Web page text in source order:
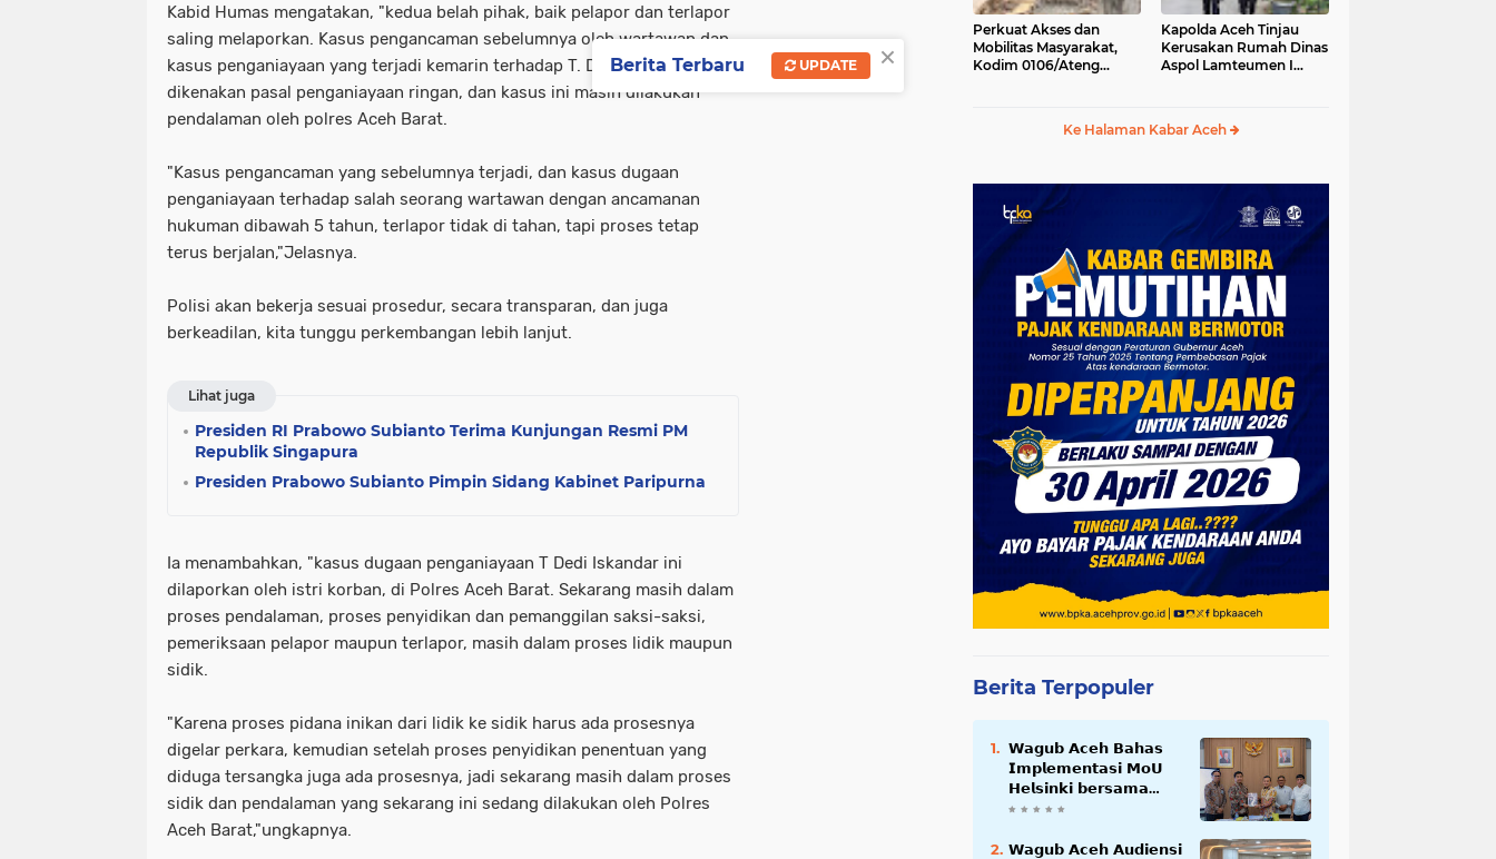
Kabid Humas mengatakan, "kedua belah pihak, baik pelapor dan terlapor
saling melaporkan. Kasus pengancaman sebelumnya oleh wartawan dan
kasus penganiayaan yang terjadi kemarin terhadap T. Dedi Iskandar
dikenakan pasal penganiayaan ringan, dan kasus ini masih dilakukan
pendalaman oleh polres Aceh Barat.
"Kasus pengancaman yang sebelumnya terjadi, dan kasus dugaan
penganiayaan terhadap salah seorang wartawan dengan ancamanan
hukuman dibawah 5 tahun, terlapor tidak di tahan, tapi proses tetap
terus berjalan,"Jelasnya.
Polisi akan bekerja sesuai prosedur, secara transparan, dan juga
berkeadilan, kita tunggu perkembangan lebih lanjut.
Lihat juga
Presiden RI Prabowo Subianto Terima Kunjungan Resmi PM
Republik Singapura
Presiden Prabowo Subianto Pimpin Sidang Kabinet Paripurna
Ia menambahkan, "kasus dugaan penganiayaan T Dedi Iskandar ini
dilaporkan oleh istri korban, di Polres Aceh Barat. Sekarang masih dalam
proses pendalaman, proses penyidikan dan pemanggilan saksi-saksi,
pemeriksaan pelapor maupun terlapor, masih dalam proses lidik maupun
sidik.
"Karena proses pidana inikan dari lidik ke sidik harus ada prosesnya
digelar perkara, kemudian setelah proses penyidikan penentuan yang
diduga tersangka juga ada prosesnya, jadi sekarang masih dalam proses
sidik dan pendalaman yang sekarang ini sedang dilakukan oleh Polres
Aceh Barat,"ungkapnya.
Perkuat Akses dan
Mobilitas Masyarakat,
Kodim 0106/Ateng
Kapolda Aceh Tinjau
Kerusakan Rumah Dinas
Aspol Lamteumen I
Ke Halaman Kabar Aceh
Berita Terpopuler
𝗪𝗮𝗴𝘂𝗯 𝗔𝗰𝗲𝗵 𝗕𝗮𝗵𝗮𝘀
𝗜𝗺𝗽𝗹𝗲𝗺𝗲𝗻𝘁𝗮𝘀𝗶 𝗠𝗼𝗨
𝗛𝗲𝗹𝘀𝗶𝗻𝗸𝗶 𝗯𝗲𝗿𝘀𝗮𝗺𝗮
𝗦𝗲𝗸𝗿𝗲𝘁𝗮𝗿𝗶𝗮𝘁 𝗡𝗲𝗴𝗮𝗿𝗮
𝗪𝗮𝗴𝘂𝗯 𝗔𝗰𝗲𝗵 𝗔𝘂𝗱𝗶𝗲𝗻𝘀𝗶
×
Berita Terbaru UPDATE